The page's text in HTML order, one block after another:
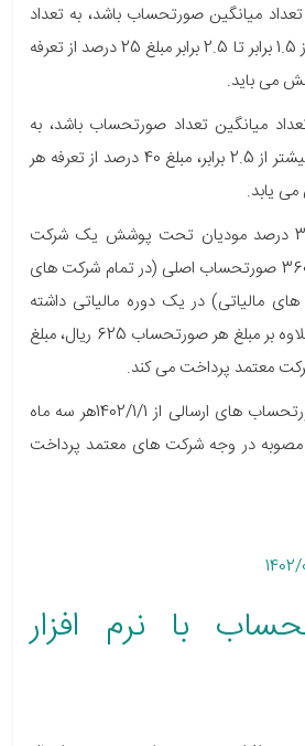
1.5 تا 2.5 برابر تعداد میانگین صورتحساب باشد، به تعداد
صورتحساب های بیشتر از 1.5 برابر تا 2.5 برابر مبلغ 25 درصد از تعرفه
می باید.
از 2.5 برابر تعداد میانگین تعداد صورتحساب باشد، به
تعداد صورتحساب های بیشتر از 2.5 برابر، مبلغ 40 درصد از تعرفه هر
یابد.
3- دولت برای حداقل 30 درصد مودیان تحت پوشش یک شرکت
معتمد، که تعداد کمتر از 360 صورتحساب اصلی (در تمام شرکت های
مالیاتی) در یک دوره مالیاتی داشته
باشند، به ازای هر مودی علاوه بر مبلغ هر صورتحساب 625 ریال، مبلغ
4- تعرفه مذکور بابت صورتحساب های ارسالی از 1402/1/1هر سه ماه
مصوبه در وجه شرکت های معتمد پرداخت
با نرم افزار